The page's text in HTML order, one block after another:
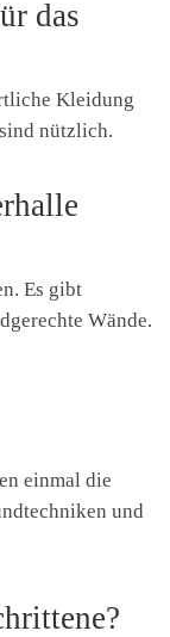
das
Kleidung
nützlich.
Es gibt
Wände.
einmal die
und